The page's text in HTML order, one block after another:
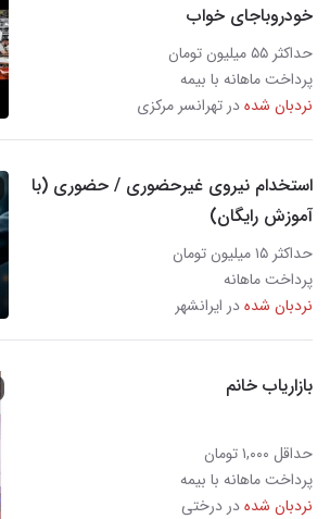
خودروباجای خواب
حداکثر ۵۵ میلیون تومان
پرداخت ماهانه با بیمه
نردبان شدهدر تهرانسر مرکزی
استخدام نیروی غیرحضوری / حضوری (با
آموزش رایگان)
حداکثر ۱۵ میلیون تومان
پرداخت ماهانه
نردبان شدهدر ایرانشهر
بازاریاب خانم
حداقل ۱,۰۰۰ تومان
پرداخت ماهانه با بیمه
نردبان شدهدر درختی